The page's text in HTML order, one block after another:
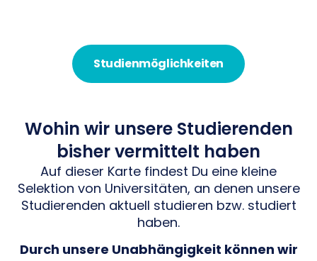
Studienmöglichkeiten
Wohin wir unsere Studierenden
bisher vermittelt haben
Auf dieser Karte findest Du eine kleine
Selektion von Universitäten, an denen unsere
Studierenden aktuell studieren bzw. studiert
haben.
Durch unsere Unabhängigkeit können wir